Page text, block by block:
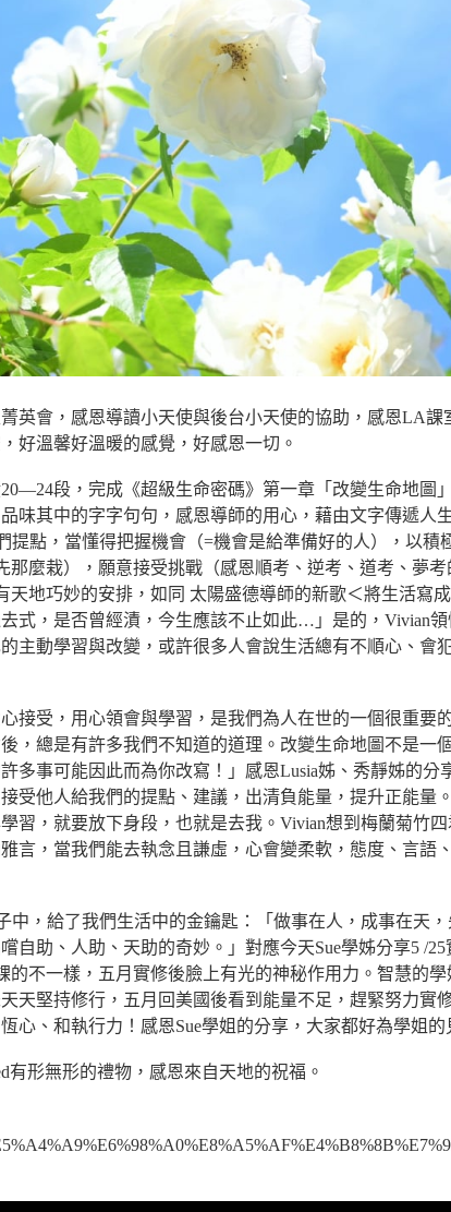
英會，感恩導讀小天使與後台小天使的協助，感恩LA
好溫馨好溫暖的感覺，好感恩一切。
段，完成《超級生命密碼》第一章「改變生命地圖
味其中的字字句句，感恩導師的用心，藉由文字傳遞人
提點，當懂得把握機會（=機會是給準備好的人），以積
麼栽），願意接受挑戰（感恩順考、逆考、道考、夢考
天地巧妙的安排，如同 太陽盛德導師的新歌＜將生活寫
式，是否曾經漬，今生應該不止如此…」是的，Vivian
主動學習與改變，或許很多人會說生活總有不順心、會
接受，用心領會與學習，是我們為人在世的一個很重要
，總是有許多我們不知道的道理。改變生命地圖不是一
多事可能因此而為你改寫！」感恩Lusia姊、秀靜姊的分
受他人給我們的提點、建議，出清負能量，提升正能量
習，就要放下身段，也就是去我。Vivian想到梅蘭菊竹
言，當我們能去執念且謙虛，心會變柔軟，態度、言語
中，給了我們生活中的金鑰匙：「做事在人，成事在天
自助、人助、天助的奇妙。」對應今天Sue學姊分享5 /
不一樣，五月實修後臉上有光的神秘作用力。智慧的
天堅持修行，五月回美國後看到能量不足，趕緊努力實
心、和執行力！感恩Sue學姐的分享，大家都好為學姐的
有形無形的禮物，感恩來自天地的祝福。